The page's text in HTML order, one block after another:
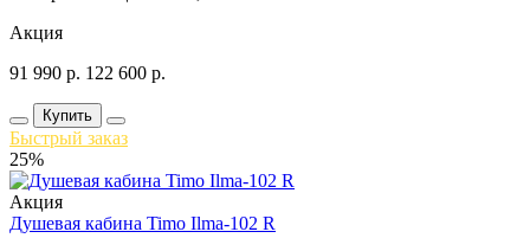
Акция
91 990 р. 122 600 р.
Купить
Быстрый заказ
25%
Акция
Душевая кабина Timo Ilma-102 R